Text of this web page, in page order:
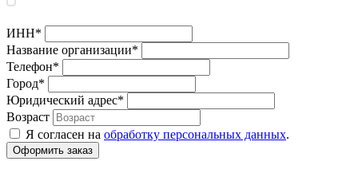
ИНН*
Название организации*
Телефон*
Город*
Юридический адрес*
Возраст
Я согласен на обработку персональных данных.